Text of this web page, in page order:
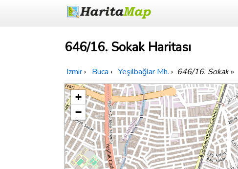
646/16. Sokak Haritası
Izmir › Buca › Yeşilbağlar Mh. › 646/16. Sokak»
+
−